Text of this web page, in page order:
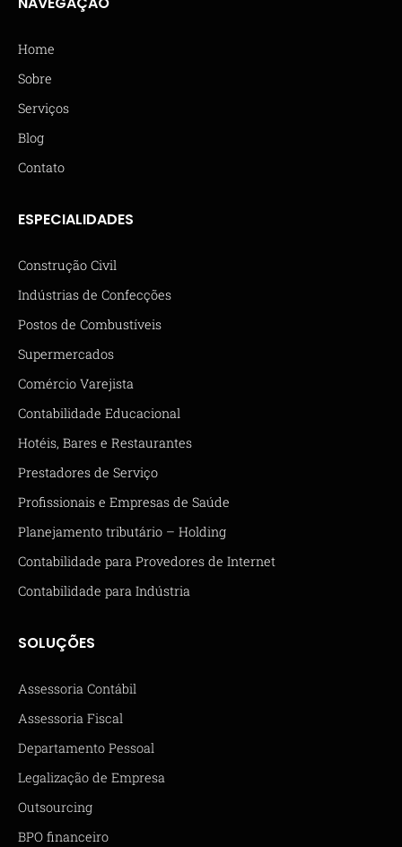
Home
Sobre
Serviços
Blog
Contato
ESPECIALIDADES
Construção Civil
Indústrias de Confecções
Postos de Combustíveis
Supermercados
Comércio Varejista
Contabilidade Educacional
Hotéis, Bares e Restaurantes
Prestadores de Serviço
Profissionais e Empresas de Saúde
Planejamento tributário – Holding
Contabilidade para Provedores de Internet
Contabilidade para Indústria
SOLUÇÕES
Assessoria Contábil
Assessoria Fiscal
Departamento Pessoal
Legalização de Empresa
Outsourcing
BPO financeiro